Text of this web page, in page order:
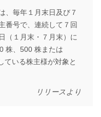
、毎年１月末日及び７
番号で、連続して７回
（１月末・７月末）に
株、500 株または
ている株主様が対象と
リリースより